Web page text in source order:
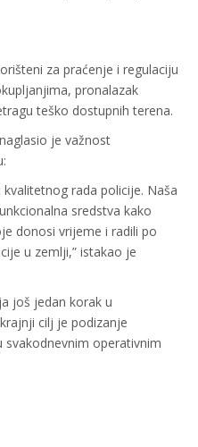
za praćenje i regulaciju
pronalazak
teško dostupnih terena.
je važnost
rada policije. Naša
sredstva kako
donosi vrijeme i radili po
u zemlji,” istakao je
još jedan korak u
cilj je podizanje
operativnim